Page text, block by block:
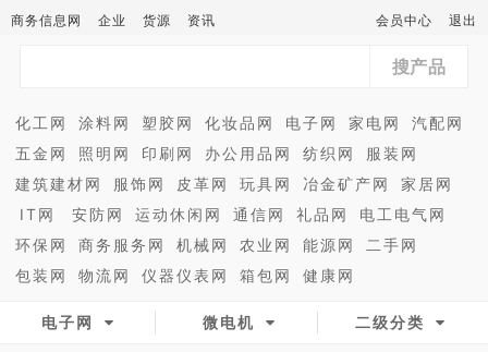
商务信息网 企业 货源 资讯 会员中心 退出
搜产品
化工网 涂料网 塑胶网 化妆品网 电子网 家电网
汽配网
五金网
照明网 印刷网 办公用品网 纺织网
服装网
建筑建材网
服饰网 皮革网 玩具网 冶金矿产网
家居网
IT网
安防网 运动休闲网 通信网 礼品网
电工电气网
环保网
商务服务网 机械网 农业网 能源网
二手网
包装网
物流网 仪器仪表网 箱包网 健康网
电子网 微电机 二级分类